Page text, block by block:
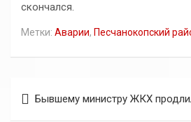
скончался.
Метки: Аварии, Песчанокопский
по
Бывшему министру ЖКХ